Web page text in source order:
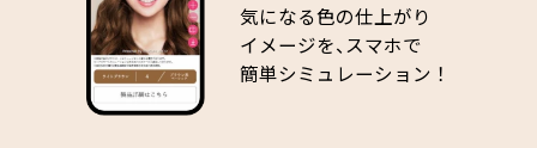
気になる色の仕上がり
イメージを、 スマホで
簡単シミュレーション！